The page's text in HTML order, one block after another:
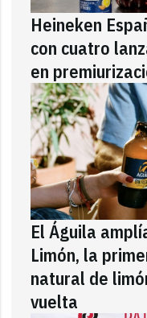
Heineken
con cuatro
en
El Águila
Limón, la
natural de
vuelta